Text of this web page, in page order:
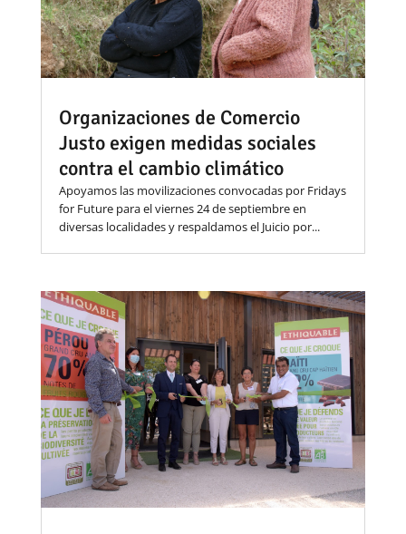
Organizaciones de Comercio
Justo exigen medidas sociales
contra el cambio climático
Apoyamos las movilizaciones convocadas por Fridays
for Future para el viernes 24 de septiembre en
diversas localidades y respaldamos el Juicio por...